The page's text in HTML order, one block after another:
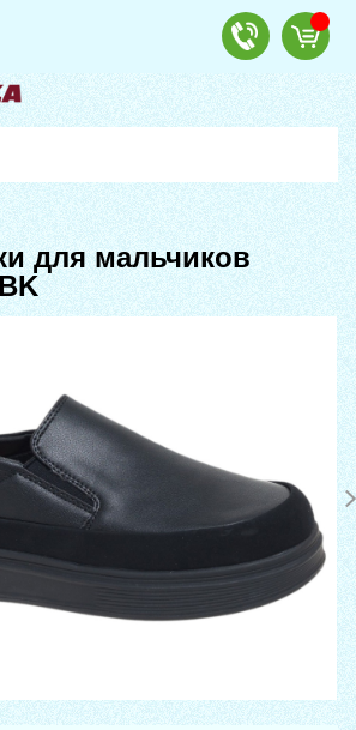
для мальчиков